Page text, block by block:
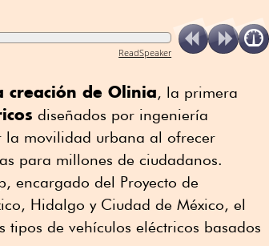
ReadSpeaker
creación de Olinia, la primera
diseñados por ingeniería
la movilidad urbana al ofrecer
para millones de ciudadanos.
encargado del Proyecto de
Hidalgo y Ciudad de México, el
de vehículos eléctricos basados